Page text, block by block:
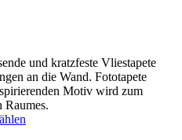
und kratzfeste Vliestapete
an die Wand. Fototapete
Motiv wird zum
Raumes.